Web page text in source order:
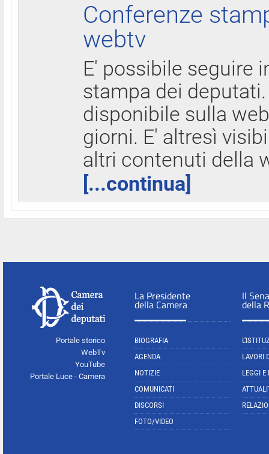
Conferenze
webtv
E' possibile seguire
stampa dei
disponibile sulla
giorni. E' altresì
altri contenuti della
[...continua]
Portale storico
WebTv
YouTube
Portale Luce - Camera
La Presidente
della Camera
BIOGRAFIA
AGENDA
NOTIZIE
COMUNICATI
DISCORSI
FOTO/VIDEO
Il
della
LAVORI
LEGGI E